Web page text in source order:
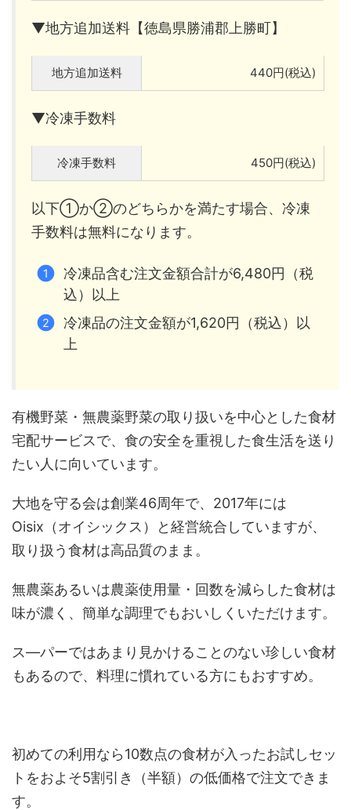
▼地方追加送料【徳島県勝浦郡上勝町】
地方追加送料 440円(税込)
▼冷凍手数料
冷凍手数料 450円(税込)
以下①か②のどちらかを満たす場合、冷凍
手数料は無料になります。
冷凍品含む注文金額合計が6,480円（税
込）以上
冷凍品の注文金額が1,620円（税込）以
上
有機野菜・無農薬野菜の取り扱いを中心とした食材
宅配サービスで、食の安全を重視した食生活を送り
たい人に向いています。
大地を守る会は創業46周年で、2017年には
Oisix（オイシックス）と経営統合していますが、
取り扱う食材は高品質のまま。
無農薬あるいは農薬使用量・回数を減らした食材は
味が濃く、簡単な調理でもおいしくいただけます。
ス―パーではあまり見かけることのない珍しい食材
もあるので、料理に慣れている方にもおすすめ。
初めての利用なら10数点の食材が入ったお試しセッ
トをおよそ5割引き（半額）の低価格で注文できま
す。